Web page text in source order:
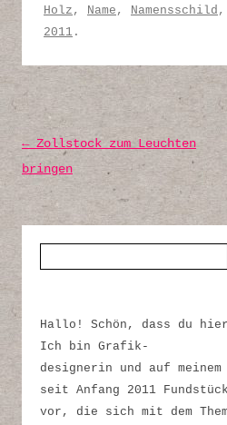
Holz , Name , Namensschild ,
2011 .
Post navigation
←Zollstock zum Leuchten
bringen
Hallo! Schön, dass du
Ich bin Grafik-
designerin und auf
seit Anfang 2011
vor, die sich mit dem